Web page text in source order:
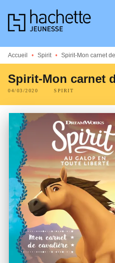
MENU RECHERCHE
PIED DE PAGE
Accueil • Spirit • Spirit-Mon carnet
Spirit-Mon carnet
04/03/2020 SPIRIT